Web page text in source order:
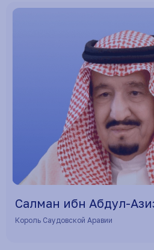
Салман ибн Абдул-
Король Саудовской Аравии